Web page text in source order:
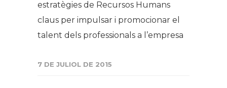
estratègies de Recursos Humans
claus per impulsar i promocionar el
talent dels professionals a l’empresa
7 DE JULIOL DE 2015